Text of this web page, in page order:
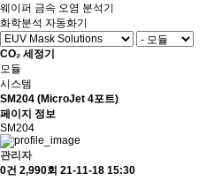
웨이퍼 금속 오염 분석기
화학분석 자동화기
CO₂ 세정기
모듈
시스템
SM204 (MicroJet 4포트)
페이지 정보
SM204
관리자
0건 2,990회 21-11-18 15:30